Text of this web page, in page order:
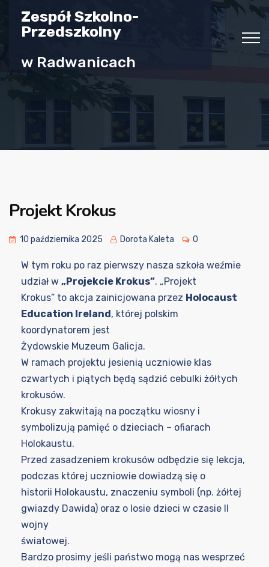
Zespół Szkolno-
Przedszkolny
w Radwanicach
Projekt Krokus
10 października 2025 Dorota Kaleta 0
W tym roku po raz pierwszy nasza szkoła weźmie
udział w „Projekcie Krokus”. „Projekt
Krokus” to akcja zainicjowana przez Holocaust
Education Ireland, której polskim
koordynatorem jest
Żydowskie Muzeum Galicja.
W ramach projektu jesienią uczniowie klas
czwartych i piątych będą sądzić cebulki żółtych
krokusów.
Krokusy zakwitają na początku wiosny i
symbolizują pamięć o dzieciach – ofiarach
Holokaustu.
Przed zasadzeniem krokusów odbędzie się lekcja,
podczas której uczniowie dowiadzą się o
historii Holokaustu, znaczeniu symboli (np. żółtej
gwiazdy Dawida) oraz o losie dzieci w czasie II
wojny
światowej.
Bardzo prosimy jeśli państwo mogą nas wesprzeć